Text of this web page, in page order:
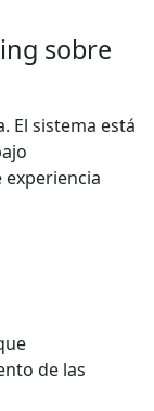
sobre
El sistema está
de las